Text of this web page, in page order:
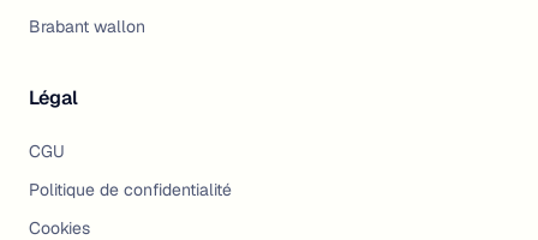
Brabant wallon
Légal
CGU
Politique de confidentialité
Cookies